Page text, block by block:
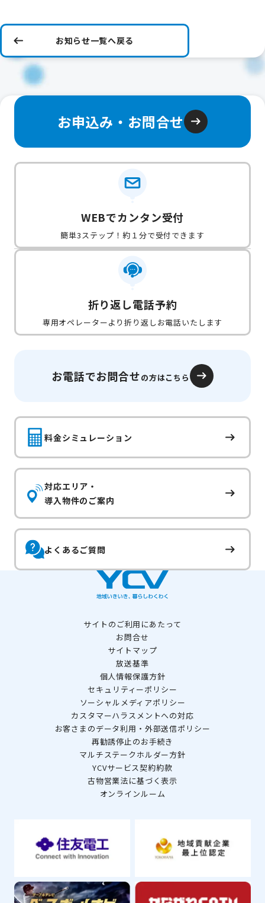
お知らせ一覧へ戻る
お申込み・お問合せ
WEBでカンタン受付
簡単3ステップ！約１分で受付できます
折り返し電話予約
専用オペレーターより折り返しお電話いたします
お電話でお問合せの方はこちら
料金シミュレーション
対応エリア・
導入物件のご案内
よくあるご質問
サイトのご利用にあたって
お問合せ
サイトマップ
放送基準
個人情報保護方針
セキュリティーポリシー
ソーシャルメディアポリシー
カスタマーハラスメントへの対応
お客さまのデータ利用・外部送信ポリシー
再勧誘停止のお手続き
マルチステークホルダー方針
YCVサービス契約約款
古物営業法に基づく表示
オンラインルーム